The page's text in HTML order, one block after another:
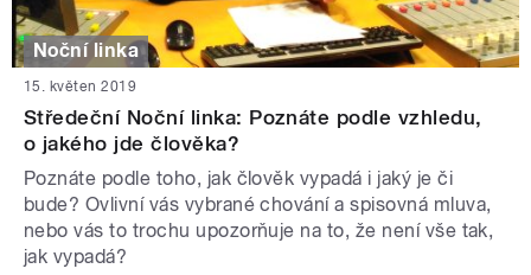
Noční linka
15. květen 2019
Středeční Noční linka: Poznáte podle vzhledu,
o jakého jde člověka?
Poznáte podle toho, jak člověk vypadá i jaký je či
bude? Ovlivní vás vybrané chování a spisovná mluva,
nebo vás to trochu upozorňuje na to, že není vše tak,
jak vypadá?